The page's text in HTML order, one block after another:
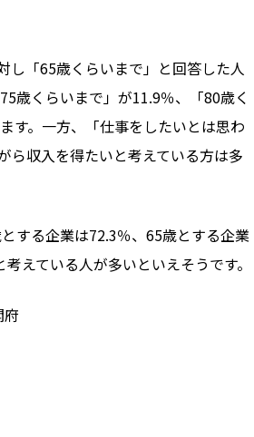
し「65歳くらいまで」と回答した人
75歳くらいまで」が11.9％、「80歳く
す。一方、「仕事をしたいとは思わ
ら収入を得たいと考えている方は多
する企業は72.3％、 65歳とする企業
えている人が多いといえそうです。